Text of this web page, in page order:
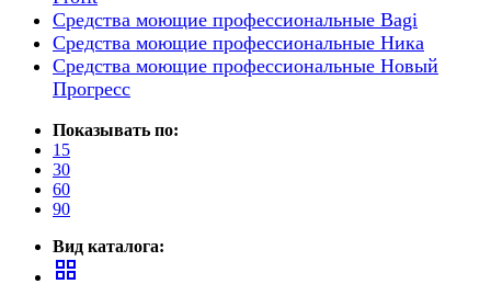
Средства моющие профессиональные Bagi
Средства моющие профессиональные Ника
Средства моющие профессиональные Новый
Прогресс
Показывать по:
15
30
60
90
Вид каталога:
grid_view